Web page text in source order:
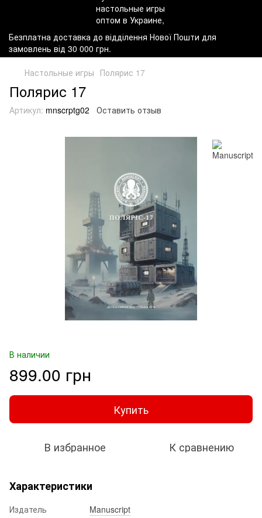
Безплатна доставка до відділення Нової Пошти для
замовлень від 30 000 грн.
Настольные игры Полярис 17
Полярис 17
Артикул: mnscrptg02 Оставить отзыв
В наличии
899.00 грн
Купить
В избранное К сравнению
Характеристики
Издатель
Manuscript